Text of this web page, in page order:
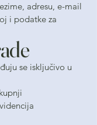
adresu, e-mail
i podatke za
se isključivo u